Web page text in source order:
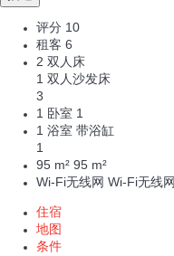
评分 10
租客 6
2 双人床
1 双人沙发床
3
1 卧室 1
1 浴室 带浴缸
1
95 m² 95 m²
Wi-Fi无线网 Wi-Fi无线网
住宿
地图
条件